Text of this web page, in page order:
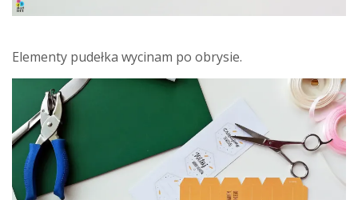
Elementy pudełka wycinam po obrysie.